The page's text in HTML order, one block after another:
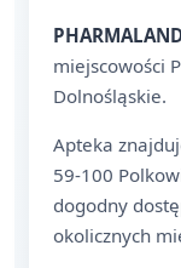
miejscowości
Dolnośląskie.
Apteka
59-100
dogodny
okolicznych